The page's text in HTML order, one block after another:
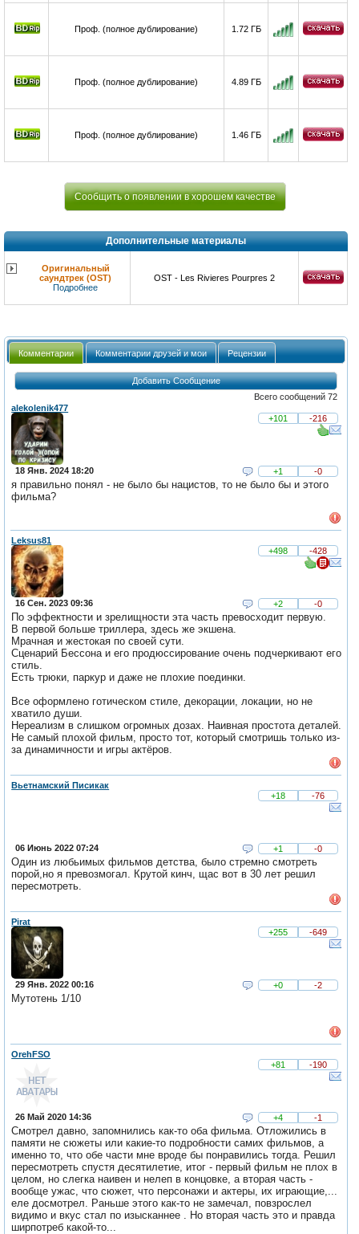
Проф. (полное дублирование) 1.72 ГБ
Проф. (полное дублирование) 4.89 ГБ
Проф. (полное дублирование) 1.46 ГБ
Сообщить о появлении в хорошем качестве
Дополнительные материалы
Оригинальный
саундтрек (OST)
Подробнее
OST - Les Rivieres Pourpres 2
Комментарии Комментарии друзей и мои Рецензии
Добавить Сообщение
Всего сообщений 72
alekolenik477
+101
-216
18 Янв. 2024 18:20 +1 -0
я правильно понял - не было бы нацистов, то не было бы и этого
фильма?
Leksus81
+498
-428
16 Сен. 2023 09:36 +2 -0
По эффектности и зрелищности эта часть превосходит первую.
В первой больше триллера, здесь же экшена.
Мрачная и жестокая по своей сути.
Сценарий Бессона и его продюссирование очень подчеркивают его
стиль.
Есть трюки, паркур и даже не плохие поединки.
Все оформлено готическом стиле, декорации, локации, но не
хватило души.
Нереализм в слишком огромных дозах. Наивная простота деталей.
Не самый плохой фильм, просто тот, который смотришь только из-
за динамичности и игры актёров.
Вьетнамский Писикак
+18
-76
06 Июнь 2022 07:24 +1 -0
Один из любьимых фильмов детства, было стремно смотреть
порой,но я превозмогал. Крутой кинч, щас вот в 30 лет решил
пересмотреть.
Pirat
+255
-649
29 Янв. 2022 00:16 +0 -2
Мутотень 1/10
OrehFSO
+81
-190
26 Май 2020 14:36 +4 -1
Смотрел давно, запомнились как-то оба фильма. Отложились в
памяти не сюжеты или какие-то подробности самих фильмов, а
именно то, что обе части мне вроде бы понравились тогда. Решил
пересмотреть спустя десятилетие, итог - первый фильм не плох в
целом, но слегка наивен и нелеп в концовке, а вторая часть -
вообще ужас, что сюжет, что персонажи и актеры, их играющие,...
еле досмотрел. Раньше этого как-то не замечал, повзрослел
видимо и вкус стал по изысканнее . Но вторая часть это и правда
ширпотреб какой-то...